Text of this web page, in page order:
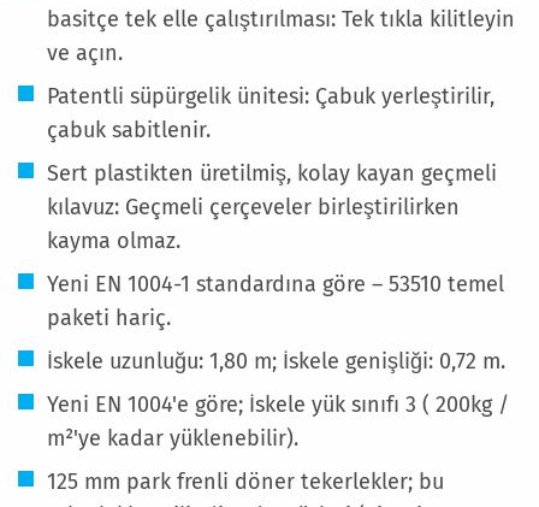
basitçe tek elle çalıştırılması: Tek tıkla kilitleyin
ve açın.
Patentli süpürgelik ünitesi: Çabuk yerleştirilir,
çabuk sabitlenir.
Sert plastikten üretilmiş, kolay kayan geçmeli
kılavuz: Geçmeli çerçeveler birleştirilirken
kayma olmaz.
Yeni EN 1004-1 standardına göre – 53510 temel
paketi hariç.
İskele uzunluğu: 1,80 m; İskele genişliği: 0,72 m.
Yeni EN 1004'e göre; İskele yük sınıfı 3 ( 200kg /
m²'ye kadar yüklenebilir).
125 mm park frenli döner tekerlekler; bu